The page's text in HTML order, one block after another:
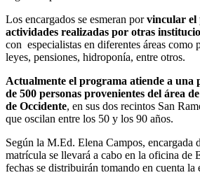
Los encargados se esmeran porvincular el
actividades realizadas por otras
con especialistas en diferentes áreas como
leyes, pensiones, hidroponía, entre otros.
Actualmente el programa atiende a una
de 500 personas provenientes del área
de Occidente, en sus dos recintos San
que oscilan entre los 50 y los 90 años.
Según la M.Ed. Elena Campos, encargada
matrícula se llevará a cabo en la oficina de
fechas se distribuirán tomando en cuenta la